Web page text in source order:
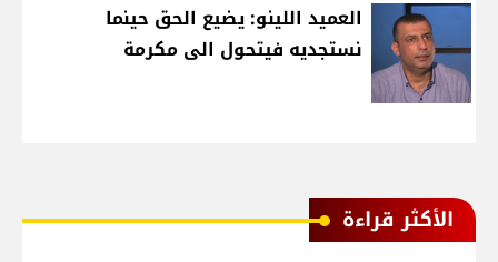
العميد اللينو: يضيع الحق حينما
نستجديه فيتحول الى مكرمة
الأكثر قراءة